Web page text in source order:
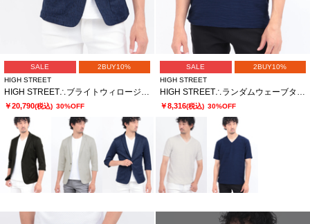
SALE
2BUY10%
HIGH STREET
￥20,790(税込) 30%OFF
SALE
2BUY10%
HIGH STREET
￥8,316(税込) 30%OFF